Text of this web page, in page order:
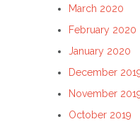
March 2020
February 2020
January 2020
December
November
October 2019